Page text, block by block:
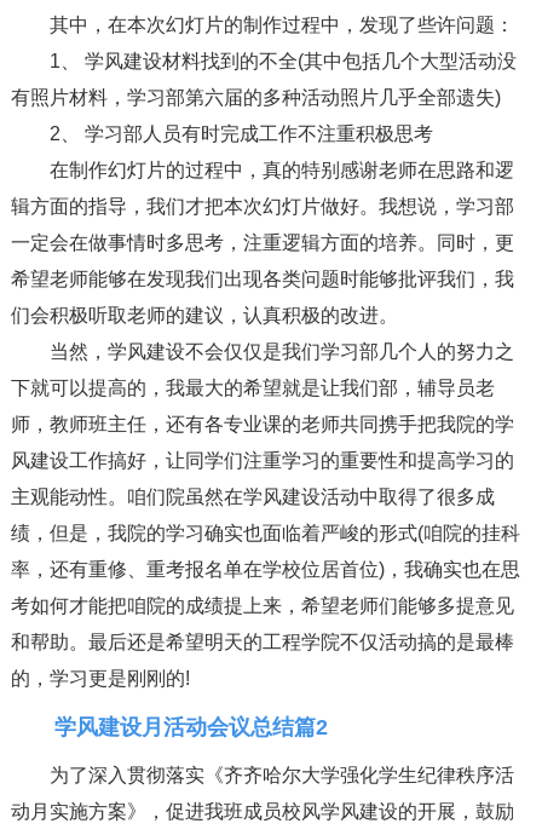
其中，在本次幻灯片的制作过程中，发现了些许问题：
1、 学风建设材料找到的不全(其中包括几个大型活动没
有照片材料，学习部第六届的多种活动照片几乎全部遗失)
2、 学习部人员有时完成工作不注重积极思考
在制作幻灯片的过程中，真的特别感谢老师在思路和逻
辑方面的指导，我们才把本次幻灯片做好。我想说，学习部
一定会在做事情时多思考，注重逻辑方面的培养。同时，更
希望老师能够在发现我们出现各类问题时能够批评我们，我
们会积极听取老师的建议，认真积极的改进。
当然，学风建设不会仅仅是我们学习部几个人的努力之
下就可以提高的，我最大的希望就是让我们部，辅导员老
师，教师班主任，还有各专业课的老师共同携手把我院的学
风建设工作搞好，让同学们注重学习的重要性和提高学习的
主观能动性。咱们院虽然在学风建设活动中取得了很多成
绩，但是，我院的学习确实也面临着严峻的形式(咱院的挂科
率，还有重修、重考报名单在学校位居首位)，我确实也在思
考如何才能把咱院的成绩提上来，希望老师们能够多提意见
和帮助。最后还是希望明天的工程学院不仅活动搞的是最棒
的，学习更是刚刚的!
学风建设月活动会议总结篇2
为了深入贯彻落实《齐齐哈尔大学强化学生纪律秩序活
动月实施方案》，促进我班成员校风学风建设的开展，鼓励